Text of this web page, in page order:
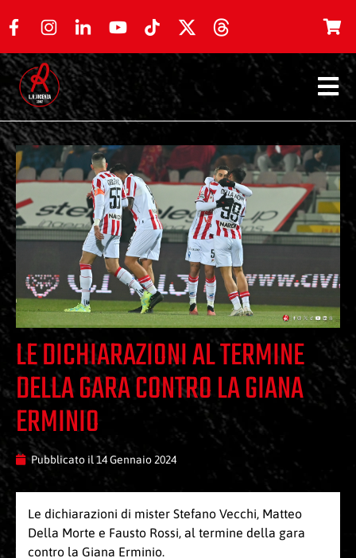
LE DICHIARAZIONI AL TERMINE
DELLA GARA CONTRO LA GIANA
ERMINIO
Pubblicato il 14 Gennaio 2024
Le dichiarazioni di mister Stefano Vecchi, Matteo
Della Morte e Fausto Rossi, al termine della gara
contro la Giana Erminio.